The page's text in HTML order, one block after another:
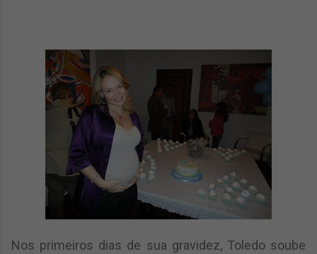
Nos primeiros dias de sua gravidez, Toledo soube